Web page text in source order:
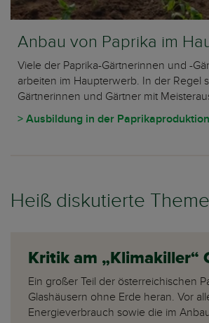
Anbau von Paprika im
Viele der Paprika-Gärtnerinnen und -
arbeiten im Haupterwerb. In der Regel
Gärtnerinnen und Gärtner mit
> Ausbildung in der Paprikaproduktion
Heiß diskutierte
Kritik am „Klimakiller“
Ein großer Teil der österreichischen
Glashäusern ohne Erde heran. Vor
Energieverbrauch sowie die im